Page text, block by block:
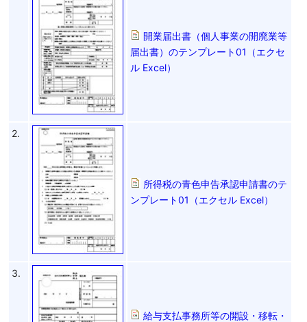
開業届出書（個人事業の開廃業等
届出書）のテンプレート01（エクセ
ル Excel）
2.
所得税の青色申告承認申請書のテ
ンプレート01（エクセル Excel）
3.
給与支払事務所等の開設・移転・